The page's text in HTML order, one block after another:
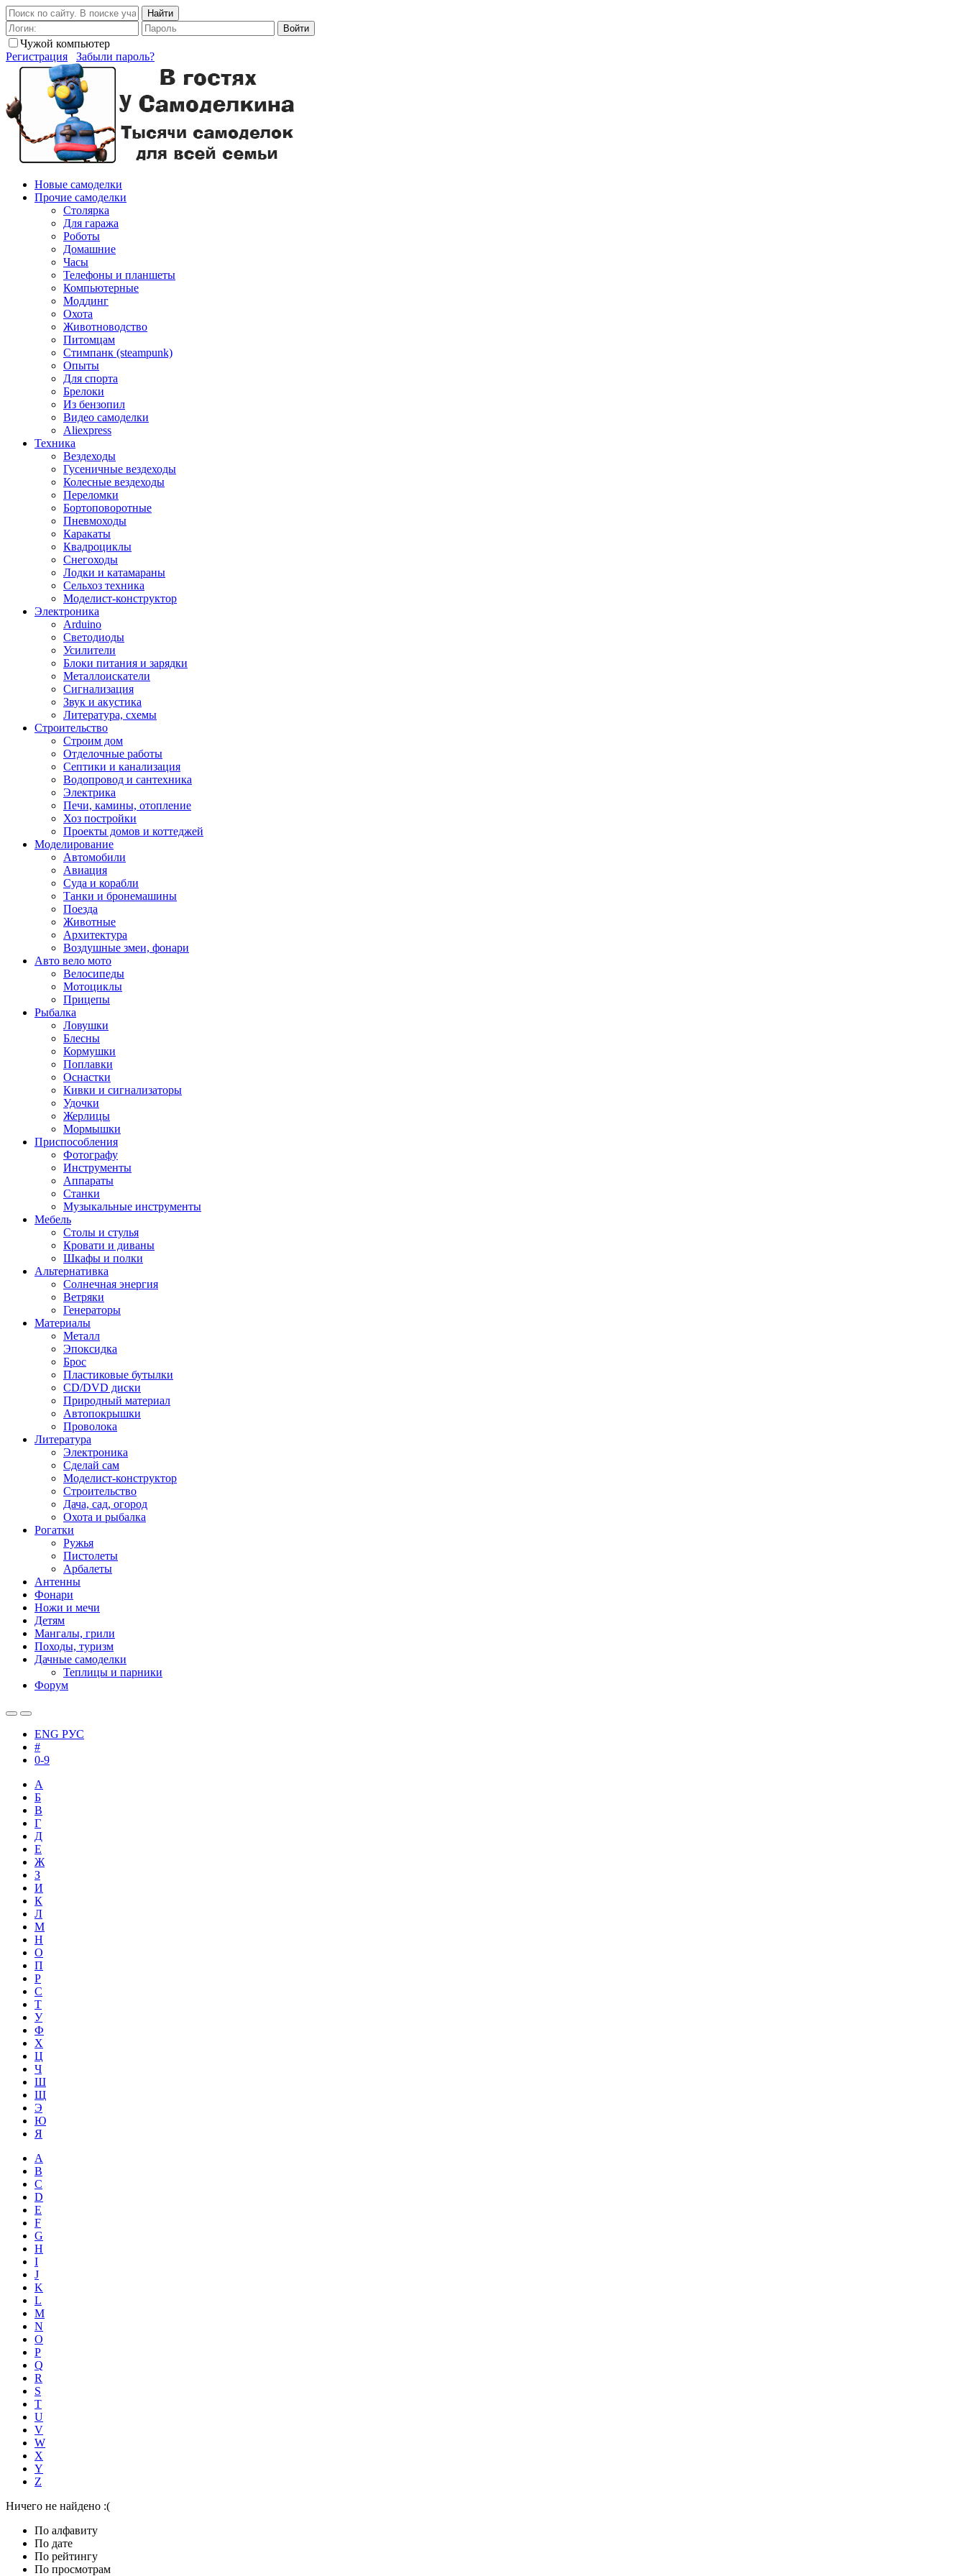
Найти
Войти
Чужой компьютер
Регистрация
Забыли пароль?
Новые самоделки
Прочие самоделки
Столярка
Для гаража
Роботы
Домашние
Часы
Телефоны и планшеты
Компьютерные
Моддинг
Охота
Животноводство
Питомцам
Стимпанк (steampunk)
Опыты
Для спорта
Брелоки
Из бензопил
Видео самоделки
Aliexpress
Техника
Вездеходы
Гусеничные вездеходы
Колесные вездеходы
Переломки
Бортоповоротные
Пневмоходы
Каракаты
Квадроциклы
Снегоходы
Лодки и катамараны
Сельхоз техника
Моделист-конструктор
Электроника
Arduino
Светодиоды
Усилители
Блоки питания и зарядки
Металлоискатели
Сигнализация
Звук и акустика
Литература, схемы
Строительство
Строим дом
Отделочные работы
Септики и канализация
Водопровод и сантехника
Электрика
Печи, камины, отопление
Хоз постройки
Проекты домов и коттеджей
Моделирование
Автомобили
Авиация
Суда и корабли
Танки и бронемашины
Поезда
Животные
Архитектура
Воздушные змеи, фонари
Авто вело мото
Велосипеды
Мотоциклы
Прицепы
Рыбалка
Ловушки
Блесны
Кормушки
Поплавки
Оснастки
Кивки и сигнализаторы
Удочки
Жерлицы
Мормышки
Приспособления
Фотографу
Инструменты
Аппараты
Станки
Музыкальные инструменты
Мебель
Столы и стулья
Кровати и диваны
Шкафы и полки
Альтернативка
Солнечная энергия
Ветряки
Генераторы
Материалы
Металл
Эпоксидка
Брос
Пластиковые бутылки
CD/DVD диски
Природный материал
Автопокрышки
Проволока
Литература
Электроника
Сделай сам
Моделист-конструктор
Строительство
Дача, сад, огород
Охота и рыбалка
Рогатки
Ружья
Пистолеты
Арбалеты
Антенны
Фонари
Ножи и мечи
Детям
Мангалы, грили
Походы, туризм
Дачные самоделки
Теплицы и парники
Форум
ENG РУС
#
0-9
А
Б
В
Г
Д
Е
Ж
З
И
К
Л
М
Н
О
П
Р
С
Т
У
Ф
Х
Ц
Ч
Ш
Щ
Э
Ю
Я
A
B
C
D
E
F
G
H
I
J
K
L
M
N
O
P
Q
R
S
T
U
V
W
X
Y
Z
Ничего не найдено :(
По алфавиту
По дате
По рейтингу
По просмотрам